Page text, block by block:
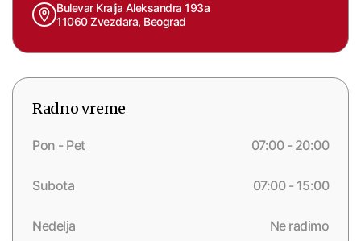
Bulevar Kralja Aleksandra 193a
11060 Zvezdara, Beograd
Radno vreme
Pon - Pet 07:00 - 20:00
Subota 07:00 - 15:00
Nedelja Ne radimo